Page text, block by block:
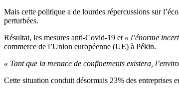
Mais cette politique a de lourdes répercussions sur
perturbées.
Résultat, les mesures anti-Covid-19 et « l’énorme
commerce de l’Union européenne (UE) à Pékin.
« Tant que la menace de confinements existera,
Cette situation conduit désormais 23% des entreprises